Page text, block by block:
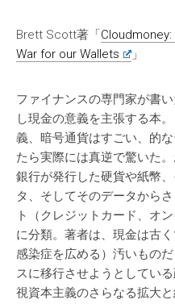
Brett Scott著「
War for our Wallets
」
ファイナンスの専門家が書
し現金の意義を主張する本
義、暗号通貨はすごい、的
たら実際には真逆で驚いた
銀行が発行した硬貨や紙幣
タ、そしてそのデータから
ト（クレジットカード、オ
に分類。著者は、現金は古
感染症を広める）汚いもの
スに移行させようとしてい
視資本主義のさらなる拡大